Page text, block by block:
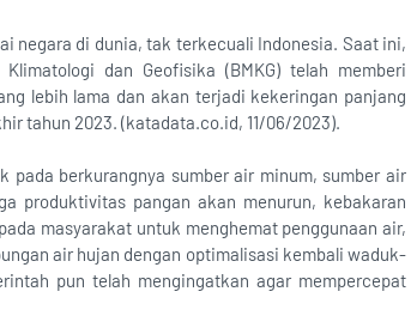
negara di dunia, tak terkecuali Indonesia. Saat ini,
dan Geofisika (BMKG) telah memberi
lebih lama dan akan terjadi kekeringan panjang
tahun 2023. (katadata.co.id, 11/06/2023).
pada berkurangnya sumber air minum, sumber air
produktivitas pangan akan menurun, kebakaran
masyarakat untuk menghemat penggunaan air,
air hujan dengan optimalisasi kembali waduk-
pun telah mengingatkan agar mempercepat